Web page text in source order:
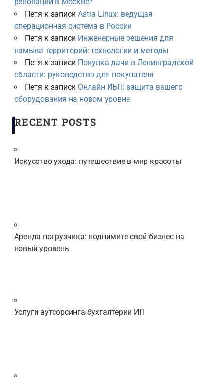
Петя к записи Astra Linux: ведущая
операционная система в России
Петя к записи Инженерные решения для
намыва территорий: технологии и методы
Петя к записи Покупка дачи в Ленинградской
области: руководство для покупателя
Петя к записи Онлайн ИБП: защита вашего
оборудования на новом уровне
RECENT POSTS
Искусство ухода: путешествие в мир красоты
Аренда погрузчика: поднимите свой бизнес на
новый уровень
Услуги аутсорсинга бухгалтерии ИП